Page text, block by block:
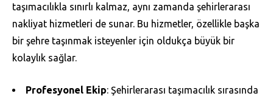
taşımacılıkla sınırlı kalmaz, aynı zamanda şehirlerarası
nakliyat hizmetleri de sunar. Bu hizmetler, özellikle başka
bir şehre taşınmak isteyenler için oldukça büyük bir
kolaylık sağlar.
Profesyonel Ekip: Şehirlerarası taşımacılık sırasında